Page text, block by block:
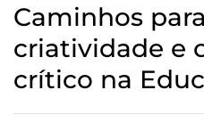
Caminhos
criatividade e
crítico na